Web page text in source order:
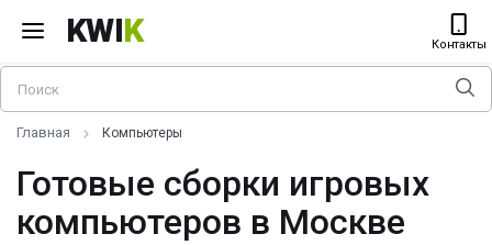
KWIK Контакты
Главная Компьютеры
Готовые сборки игровых
компьютеров в Москве